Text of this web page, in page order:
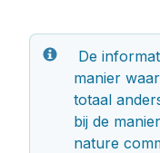
manier
totaal
bij de
nature